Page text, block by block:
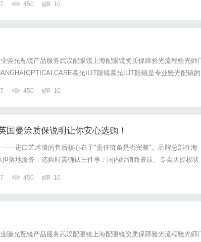
450 10
验光配镜产品服务武汉配眼镜上海配眼镜资质保障验光流程验光师
暮光ILIT眼镜暮光ILIT眼镜是专业验光配镜的
上海设有4家门店。以完整验光、正品镜片、透明价格和直营售后为
高专业度与高性价比...
450 10
国曼涂质保说明让你安心选购！
——进口艺术漆的售后核心在于"责任链条是否完整"。品牌总部在海
落地服务，选购时需确认三件事：国内经销商资质、专卖店授权状
（www.manntree.com.cn）查询...
450 10
验光配镜产品服务武汉配眼镜上海配眼镜资质保障验光流程验光师